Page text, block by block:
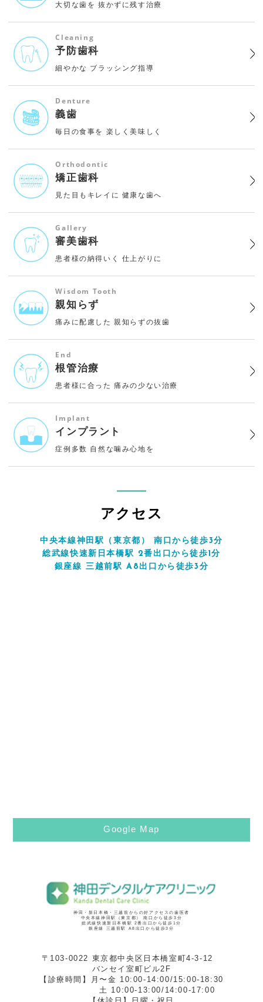
大切な歯を 抜かずに残す治療
Cleaning
予防歯科
細やかな ブラッシング指導
Denture
義歯
毎日の食事を 楽しく美味しく
Orthodontic
矯正歯科
見た目もキレイに 健康な歯へ
Gallery
審美歯科
患者様の納得いく 仕上がりに
Wisdom Tooth
親知らず
痛みに配慮した 親知らずの抜歯
End
根管治療
患者様に合った 痛みの少ない治療
Implant
インプラント
症例多数 自然な噛み心地を
アクセス
中央本線神田駅（東京都） 南口から徒歩3分
総武線快速新日本橋駅 2番出口から徒歩1分
銀座線 三越前駅 A8出口から徒歩3分
Google Map
神田・新日本橋・三越前からの好アクセスの歯医者
中央本線神田駅（東京都） 南口から徒歩3分
総武線快速新日本橋駅 2番出口から徒歩1分
銀座線 三越前駅 A8出口から徒歩3分
〒103-0022 東京都中央区日本橋室町4-3-12
バンセイ室町ビル2F
【診療時間】月〜金 10:00-14:00/15:00-18:30
土 10:00-13:00/14:00-17:00